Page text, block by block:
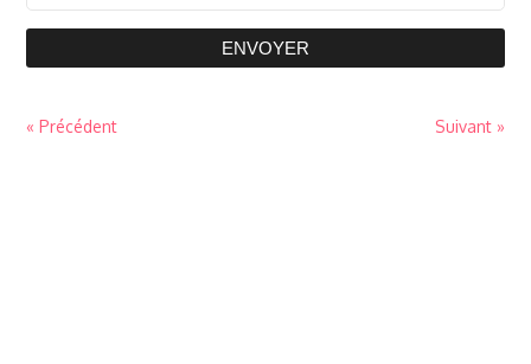
ENVOYER
« Précédent Suivant »